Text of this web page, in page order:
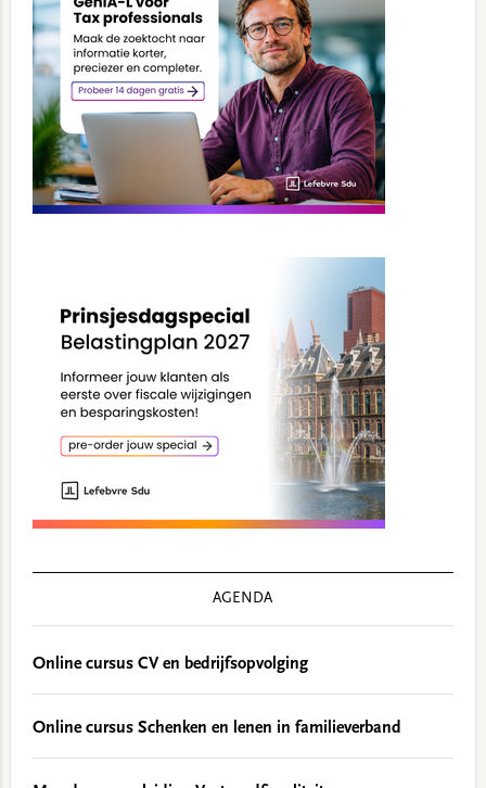
AGENDA
Online cursus CV en bedrijfsopvolging
Online cursus Schenken en lenen in familieverband